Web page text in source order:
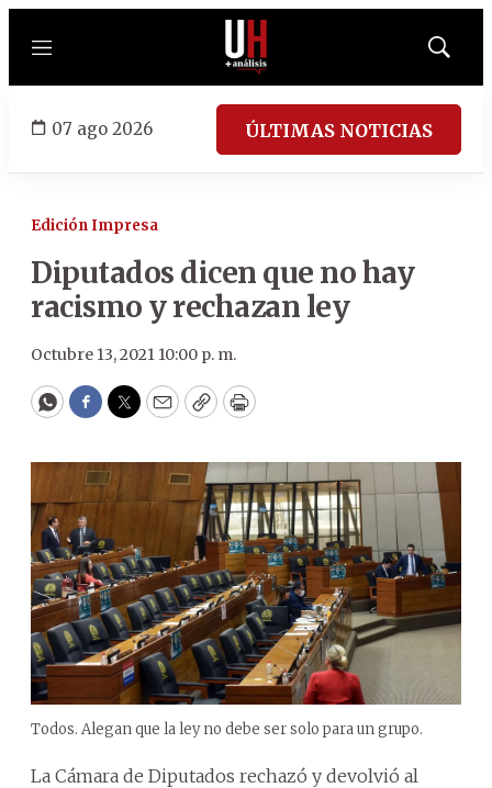
Menú
Mostrar
07 ago 2026 ÚLTIMAS NOTICIAS
Edición Impresa
Diputados dicen que no hay
racismo y rechazan ley
Octubre 13, 2021 10:00 p. m.
WhatsApp
Facebook
Twitter
EmailCopyPrint
Todos. Alegan que la ley no debe ser solo para un grupo.
La Cámara de Diputados rechazó y devolvió al